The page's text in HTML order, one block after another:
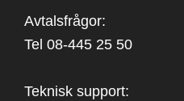
Avtalsfrågor:
Tel 08-445 25 50
Teknisk support: